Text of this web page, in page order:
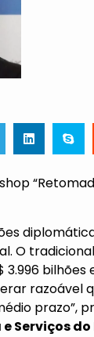
O
bilhões
prazo”,
Serviços